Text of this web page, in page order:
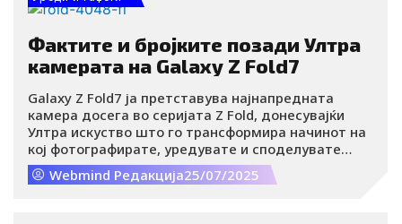
Фактите и бројките позади Ултра
камерата на Galaxy Z Fold7
Galaxy Z Fold7 ја претставува најнапредната
камера досега во серијата Z Fold, донесувајќи
Ултра искуство што го трансформира начинот на
кој фотографирате, уредувате и споделувате
содржина со леснотија. За првпат во серијата,
уредот нуди 200 MP ултра-високорезолуциска
Webmind Редакција25/07/2025